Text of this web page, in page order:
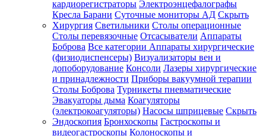
кардиорегистраторы Электроэнцефалографы
Кресла Барани Суточные мониторы АД Скрыть
Хирургия Светильники Столы операционные
Столы перевязочные Отсасыватели Аппараты
Боброва Все категории Аппараты хирургические
(физиодиспенсеры) Визуализаторы вен и
допоборудование Консоли Лазеры хирургические
и принадлежности Приборы вакуумной терапии
Столы Боброва Турникеты пневматические
Эвакуаторы дыма Коагуляторы
(электрокоагуляторы) Насосы шприцевые Скрыть
Эндоскопия Бронхоскопы Гастроскопы и
видеогастроскопы Колоноскопы и